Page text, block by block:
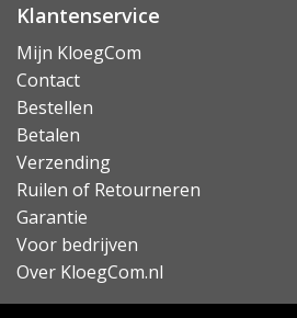
Klantenservice
Mijn KloegCom
Contact
Bestellen
Betalen
Verzending
Ruilen of Retourneren
Garantie
Voor bedrijven
Over KloegCom.nl